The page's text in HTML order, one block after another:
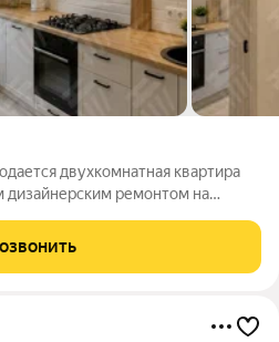
двухкомнатная квартира
дизайнерским ремонтом на
и продуманное пространство